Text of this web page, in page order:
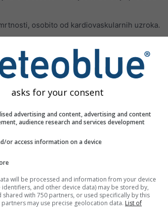
osobito od kardiovaskularnih uzroka.
od 62 μm koje potječu iz pustinja. Čestice
i PM2.5 te svih povezanih utjecaja na
prikazane su u trećem panelu. Ozone (O₃)
u urbanim područjima. Ozone može:
udahu
i kroničnog bronhitisa
nestanu
asks for your consent
advertising and content, advertising and content
audience research and services development
or access information on a device
will be processed and information from your device
identifiers, and other device data) may be stored by,
shared with 750 partners, or used specifically by this
partners may use precise geolocation data. List of